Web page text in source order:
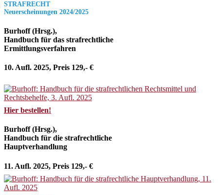
STRAFRECHT
Neuerscheinungen 2024/2025
Burhoff (Hrsg.),
Handbuch für das strafrechtliche
Ermittlungsverfahren
10. Aufl. 2025, Preis 129,- €
Hier bestellen!
Burhoff (Hrsg.),
Handbuch für die strafrechtliche
Hauptverhandlung
11. Aufl. 2025, Preis 129,- €